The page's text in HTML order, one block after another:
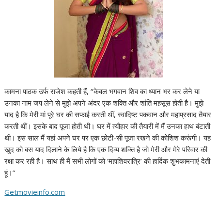
कामना पाठक उर्फ राजेश कहती हैं, ‘‘केवल भगवान शिव का ध्यान भर कर लेने या
उनका नाम जप लेने से मुझे अपने अंदर एक शक्ति और शांति महसूस होती है। मुझे
याद है कि मेरी मां पूरे घर की सफाई करती थीं, स्वादिष्ट पकवान और महाप्रसाद तैयार
करती थीं। इसके बाद पूजा होती थी। घर में त्यौहार की तैयारी में मैं उनका हाथ बंटाती
थी। इस साल मैं यहां अपने घर पर एक छोटी-सी पूजा रखने की कोशिश करूंगी। यह
खुद को बस याद दिलाने के लिये है कि एक दिव्य शक्ति है जो मेरी और मेरे परिवार की
रक्षा कर रही है। साथ ही मैं सभी लोगों को ‘महाशिवरात्रि’ की हार्दिक शुभकामनाएं देती
हूं।’’
Getmovieinfo.com